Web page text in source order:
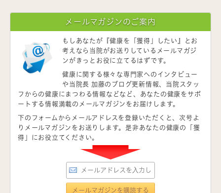
メールマガジンのご案内
もしあなたが 『健康を「獲得」したい』
とお
考えなら当院がお送りしているメールマガジ
ンがきっとお役に立てるはずです。
健康に関する様々な専門家へのインタビュー
や当院長 加藤のブログ更新情報、当院スタッ
フからの健康にまつわる情報などなど、あなたの健康をサポ
ートする情報満載のメールマガジンをお届けします。
下のフォームからメールアドレスを登録いただくと、次号よ
りメールマガジンをお送りします。是非あなたの健康の「獲
得」にお役立てください。